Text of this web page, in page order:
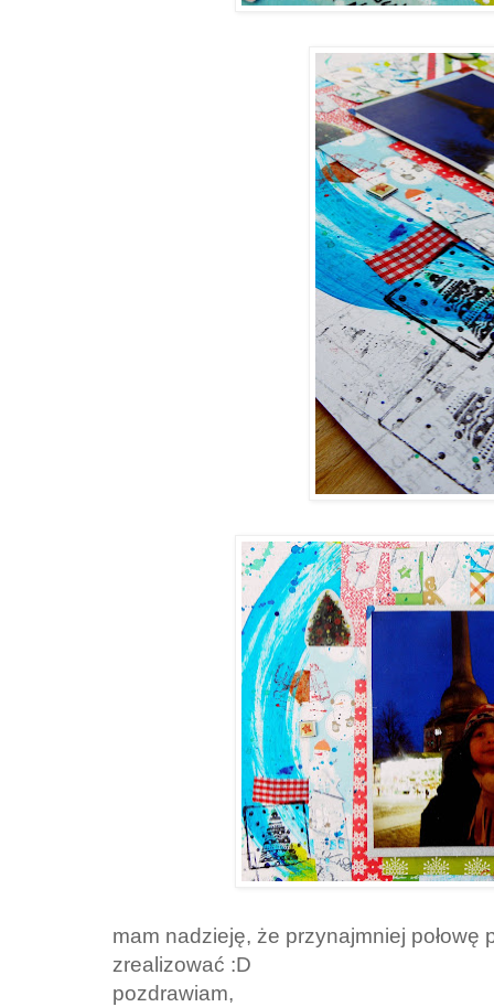
mam nadzieję, że przynajmniej
zrealizować :D
pozdrawiam,